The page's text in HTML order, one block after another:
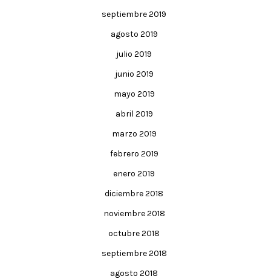
septiembre 2019
agosto 2019
julio 2019
junio 2019
mayo 2019
abril 2019
marzo 2019
febrero 2019
enero 2019
diciembre 2018
noviembre 2018
octubre 2018
septiembre 2018
agosto 2018